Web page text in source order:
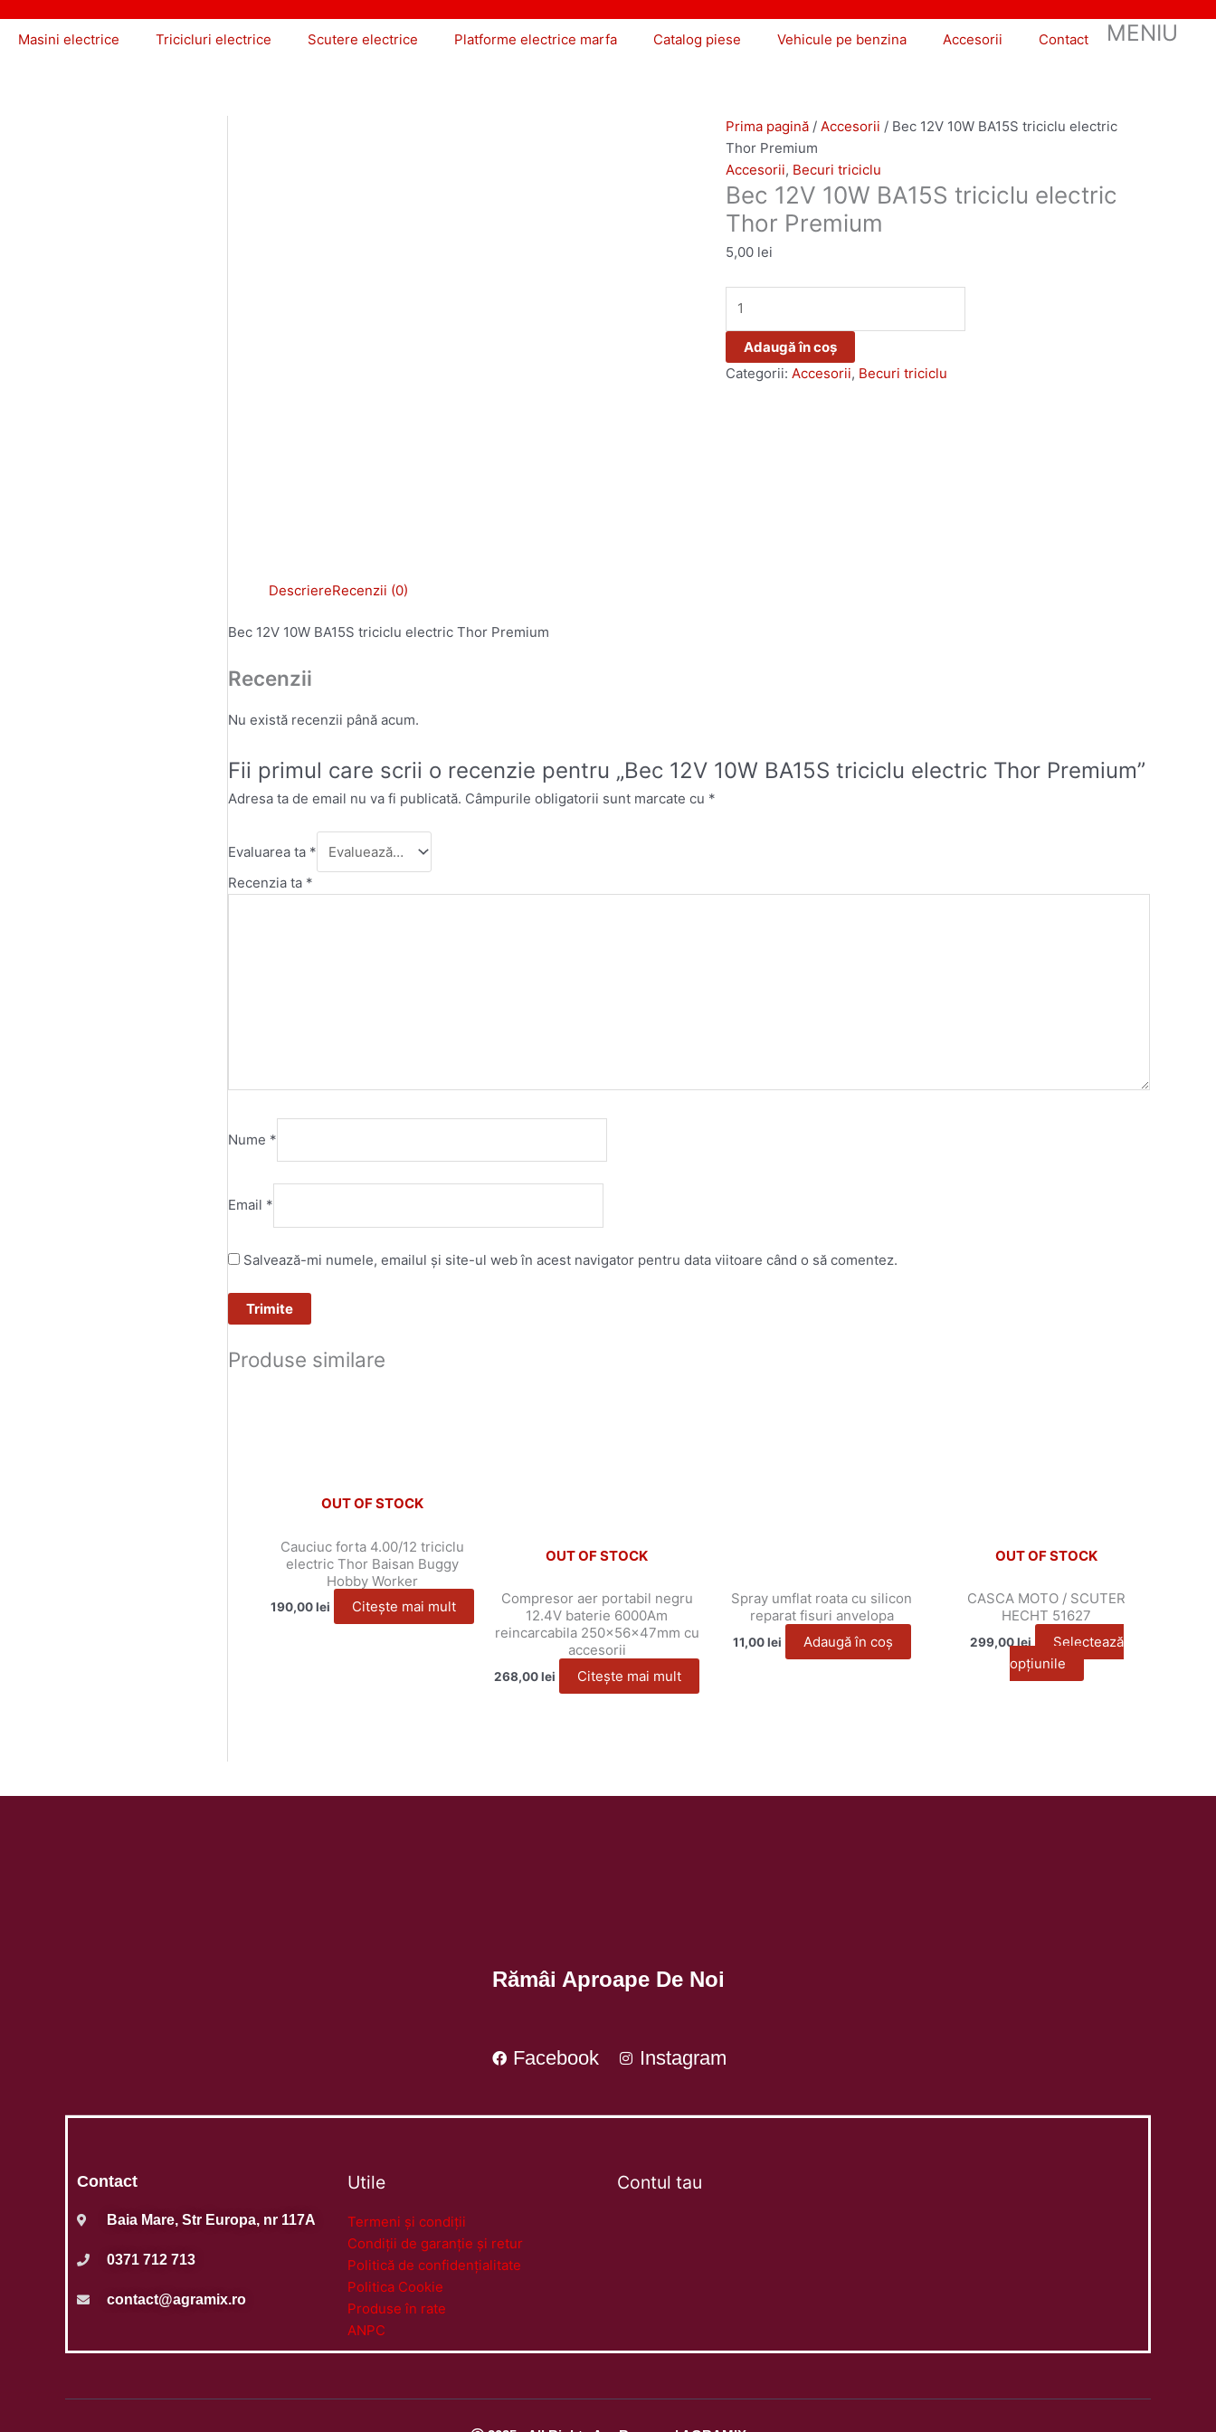
Masini electrice Tricicluri electrice Scutere electrice Platforme electrice marfa Catalog piese Vehicule pe benzina Accesorii Contact MENIU
Prima pagină / Accesorii / Bec 12V 10W BA15S triciclu electric
Thor Premium
Accesorii, Becuri triciclu
Bec 12V 10W BA15S triciclu electric
Thor Premium
5,00 lei
Adaugă în coș
Categorii: Accesorii, Becuri triciclu
DescriereRecenzii (0)
Bec 12V 10W BA15S triciclu electric Thor Premium
Recenzii
Nu există recenzii până acum.
Fii primul care scrii o recenzie pentru „Bec 12V 10W BA15S triciclu electric Thor Premium”
Adresa ta de email nu va fi publicată. Câmpurile obligatorii sunt marcate cu *
Evaluarea ta *
Recenzia ta *
Nume *
Email *
Salvează-mi numele, emailul și site-ul web în acest navigator pentru data viitoare când o să comentez.
Produse similare
OUT OF STOCK
Cauciuc forta 4.00/12 triciclu
electric Thor Baisan Buggy
Hobby Worker
190,00lei Citește mai mult
OUT OF STOCK
Compresor aer portabil negru
12.4V baterie 6000Am
reincarcabila 250x56x47mm cu
accesorii
268,00lei Citește mai mult
Spray umflat roata cu silicon
reparat fisuri anvelopa
11,00lei Adaugă în coș
OUT OF STOCK
CASCA MOTO / SCUTER
HECHT 51627
299,00lei
Selectează
opțiunile
fi
în
pagina
produsului.
Rămâi Aproape De Noi
Facebook Instagram
Contact
Baia Mare, Str Europa, nr 117A
0371 712 713
contact@agramix.ro
Utile
Termeni și condiții
Condiții de garanție și retur
Politică de confidențialitate
Politica Cookie
Produse în rate
ANPC
Contul tau